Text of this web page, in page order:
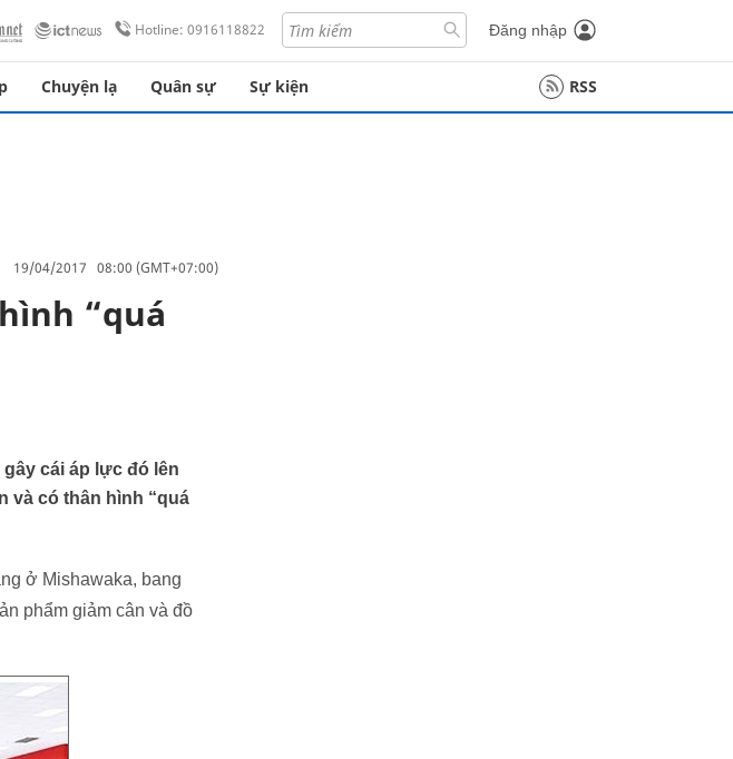
Hotline: 0916118822 Đăng nhập
Chuyện lạ Quân sự Sự kiện RSS
19/04/2017 08:00 (GMT+07:00)
“quá
cái áp lực đó lên
và có thân hình “quá
ở Mishawaka, bang
phẩm giảm cân và đồ